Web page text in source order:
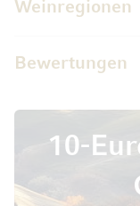
Weinregionen
Bewertungen
10-